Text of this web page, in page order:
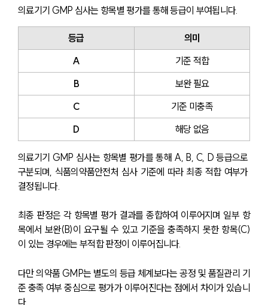
의료기기 GMP 심사는 항목별 평가를 통해 등급이 부여됩니다.
등급
의미
A
기준 적합
B
보완 필요
C
기준 미충족
D
해당 없음
의료기기 GMP 심사는 항목별 평가를 통해 A, B, C, D 등급으로
구분되며, 식품의약품안전처 심사 기준에 따라 최종 적합 여부가
결정됩니다.
최종 판정은 각 항목별 평가 결과를 종합하여 이루어지며 일부 항
목에서 보완(B)이 요구될 수 있고 기준을 충족하지 못한 항목(C)
이 있는 경우에는 부적합 판정이 이루어집니다.
다만 의약품 GMP는 별도의 등급 체계보다는 공정 및 품질관리 기
준 충족 여부 중심으로 평가가 이루어진다는 점에서 차이가 있습니
다.